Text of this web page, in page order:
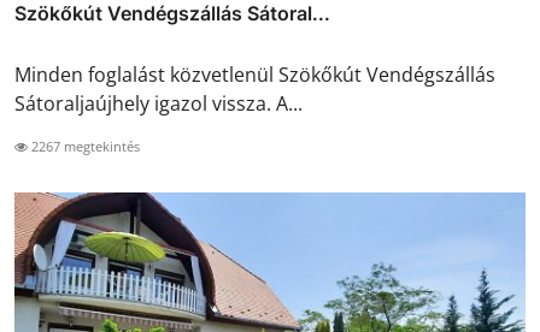
Szökőkút Vendégszállás Sátoral...
Minden foglalást közvetlenül Szökőkút Vendégszállás
Sátoraljaújhely igazol vissza. A...
2267 megtekintés